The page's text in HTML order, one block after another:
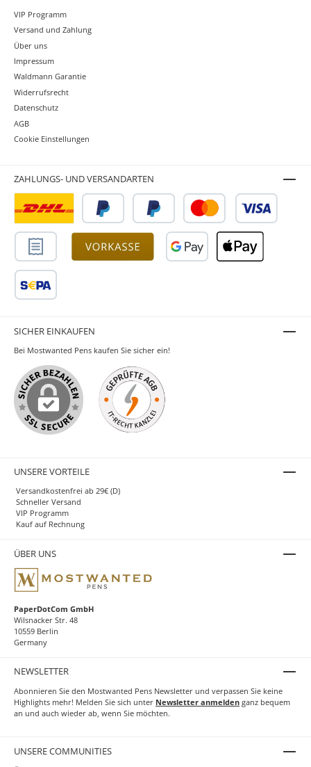
VIP Programm
Versand und Zahlung
Über uns
Impressum
Waldmann Garantie
Widerrufsrecht
Datenschutz
AGB
Cookie Einstellungen
ZAHLUNGS- UND VERSANDARTEN
SICHER EINKAUFEN
Bei Mostwanted Pens kaufen Sie sicher ein!
UNSERE VORTEILE
Versandkostenfrei ab 29€ (D)
Schneller Versand
VIP Programm
Kauf auf Rechnung
ÜBER UNS
PaperDotCom GmbH
Wilsnacker Str. 48
10559 Berlin
Germany
NEWSLETTER
Abonnieren Sie den Mostwanted Pens Newsletter und verpassen Sie keine
Highlights mehr! Melden Sie sich unter Newsletter anmelden ganz bequem
an und auch wieder ab, wenn Sie möchten.
UNSERE COMMUNITIES